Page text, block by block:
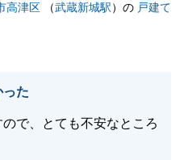
高津区 （武蔵新城駅）の 戸建て
た
で、とても不安なところ